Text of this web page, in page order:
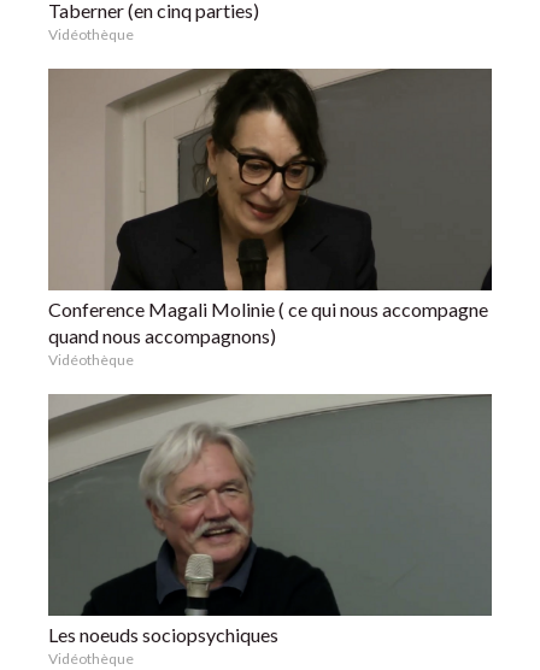
Taberner (en cinq parties)
Vidéothèque
Conference Magali Molinie ( ce qui nous accompagne
quand nous accompagnons)
Vidéothèque
Les noeuds sociopsychiques
Vidéothèque